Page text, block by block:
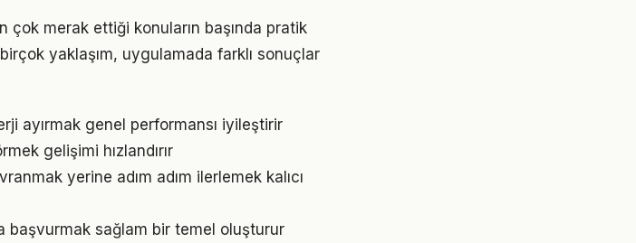
çok merak ettiği konuların başında pratik
yaklaşım, uygulamada farklı sonuçlar
ayırmak genel performansı iyileştirir
gelişimi hızlandırır
yerine adım adım ilerlemek kalıcı
başvurmak sağlam bir temel oluşturur